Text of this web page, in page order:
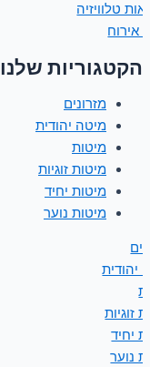
טלוויזיה
אירוח
הקטגוריות שלנו
מזרונים
מיטה יהודית
מיטות
מיטות זוגיות
מיטות יחיד
מיטות נוער
יהודית
זוגיות
יחיד
נוער